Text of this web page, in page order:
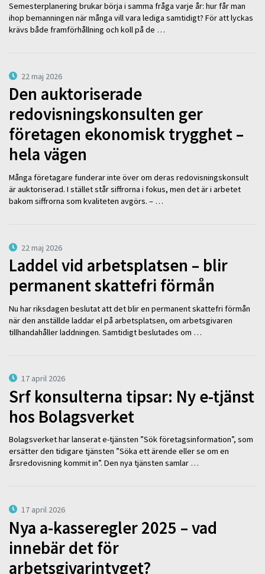
Semesterplanering brukar börja i samma fråga varje år: hur får man
ihop bemanningen när många vill vara lediga samtidigt? För att lyckas
krävs både framförhållning och koll på de …
22 maj 2026
Den auktoriserade
redovisningskonsulten ger
företagen ekonomisk trygghet –
hela vägen
Många företagare funderar inte över om deras redovisningskonsult
är auktoriserad. I stället står siffrorna i fokus, men det är i arbetet
bakom siffrorna som kvaliteten avgörs. – …
22 maj 2026
Laddel vid arbetsplatsen – blir
permanent skattefri förmån
Nu har riksdagen beslutat att det blir en permanent skattefri förmån
när den anställde laddar el på arbetsplatsen, om arbetsgivaren
tillhandahåller laddningen. Samtidigt beslutades om …
17 april 2026
Srf konsulterna tipsar: Ny e-tjänst
hos Bolagsverket
Bolagsverket har lanserat e-tjänsten ”Sök företagsinformation”, som
ersätter den tidigare tjänsten ”Söka ett ärende eller se om en
årsredovisning kommit in”. Den nya tjänsten samlar …
17 april 2026
Nya a-kasseregler 2025 – vad
innebär det för
arbetsgivarintyget?